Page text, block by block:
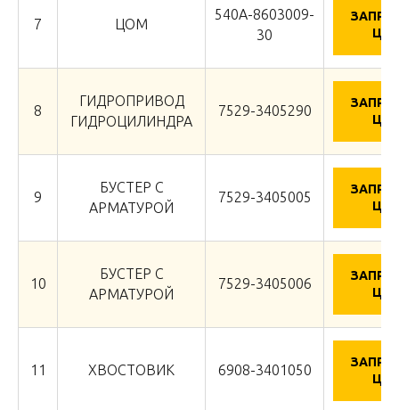
7 ЦОМ
540А-8603009-
30
8
ГИДРОПРИВОД
ГИДРОЦИЛИНДРА
7529-3405290
9
БУСТЕР С
АРМАТУРОЙ
7529-3405005
10
БУСТЕР С
АРМАТУРОЙ
7529-3405006
11 ХВОСТОВИК 6908-3401050